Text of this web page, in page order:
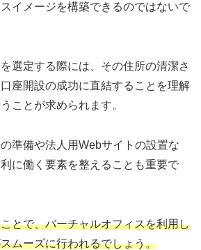
イメージを構築できるのではないで
選定する際には、その住所の清潔さ
座開設の成功に直結することを理解
ことが求められます。
準備や法人用Webサイトの設置な
に働く要素を整えることも重要で
とで、バーチャルオフィスを利用し
ムーズに行われるでしょう。